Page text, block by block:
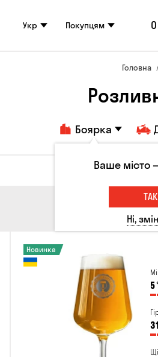
Укр Покупцям
Головна
Боярка
Всі товари Пиво
5
31
Новинка
Ваше місто
ТАК
Ні,